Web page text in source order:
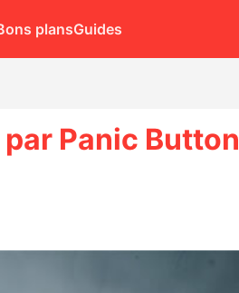
plansGuides
Panic Button